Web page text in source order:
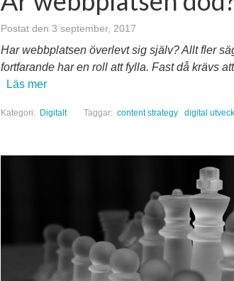
Postat den 3 september, 2017
Har webbplatsen överlevt sig själv? Allt fler
fortfarande har en roll att fylla. Fast då krävs
Läs mer
Kategori: Digitalt Taggar: content strategy digital